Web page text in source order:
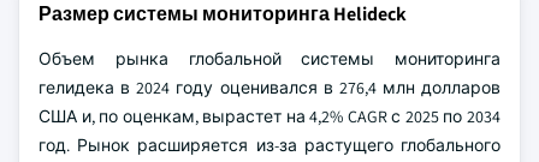
Размер системы мониторинга Helideck
Объем рынка глобальной системы мониторинга
гелидека в 2024 году оценивался в 276,4 млн долларов
США и, по оценкам, вырастет на 4,2% CAGR с 2025 по 2034
год. Рынок расширяется из-за растущего глобального